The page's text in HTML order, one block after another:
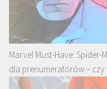
Marvel Must-Have:
dla prenumeratorów – czy